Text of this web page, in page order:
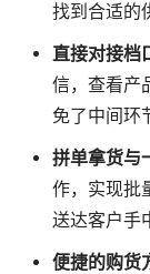
找到合适的
直接对接档
信，查看产
免了中间环
拼单拿货与
作，实现批
送达客户手
便捷的购货